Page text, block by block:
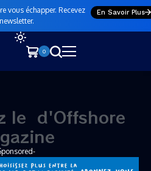
vous échapper. Recevez
En Savoir Plus
0
le nou
Magazine